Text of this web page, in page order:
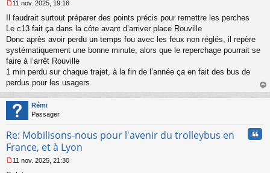
e
s
s
g
e
n
o
n
l
u
11 nov. 2025, 19:16
Il faudrait surtout préparer des points précis pour remettre les perches
Le c13 fait ça dans la côte avant d’arriver place Rouville
Donc après avoir perdu un temps fou avec les feux non réglés, il repère
systématiquement une bonne minute, alors que le reperchage pourrait se
faire à l’arrêt Rouville
1 min perdu sur chaque trajet, à la fin de l’année ça en fait des bus de
perdus pour les usagers
au
Rémi
Passager
Re: Mobilisons-nous pour l'avenir du trolleybus en
France, et à Lyon
11 nov. 2025, 21:30